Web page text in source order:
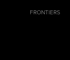
FRONTIERS